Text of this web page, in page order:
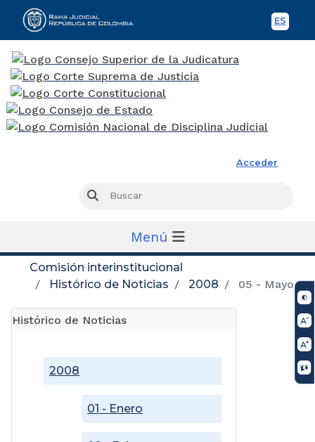
ES
Acceder
Buscar
Menú
Comisión interinstitucional
Histórico de Noticias
2008 05 - Mayo
Histórico de Noticias
2008
01 - Enero